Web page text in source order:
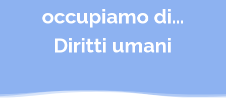
occupiamo di…
Diritti umani